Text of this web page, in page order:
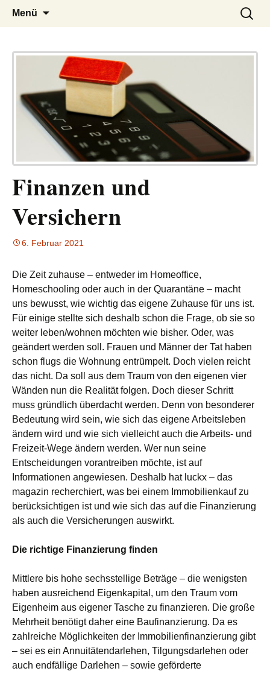
LUCKX
– das Magazin
Menü
Suchen
nach:
Finanzen und
Versichern
6. Februar 2021
Die Zeit zuhause – entweder im Homeoffice,
Homeschooling oder auch in der Quarantäne – macht
uns bewusst, wie wichtig das eigene Zuhause für uns ist.
Für einige stellte sich deshalb schon die Frage, ob sie so
weiter leben/wohnen möchten wie bisher. Oder, was
geändert werden soll. Frauen und Männer der Tat haben
schon flugs die Wohnung entrümpelt. Doch vielen reicht
das nicht. Da soll aus dem Traum von den eigenen vier
Wänden nun die Realität folgen. Doch dieser Schritt
muss gründlich überdacht werden. Denn von besonderer
Bedeutung wird sein, wie sich das eigene Arbeitsleben
ändern wird und wie sich vielleicht auch die Arbeits- und
Freizeit-Wege ändern werden. Wer nun seine
Entscheidungen vorantreiben möchte, ist auf
Informationen angewiesen. Deshalb hat luckx – das
magazin recherchiert, was bei einem Immobilienkauf zu
berücksichtigen ist und wie sich das auf die Finanzierung
als auch die Versicherungen auswirkt.
Die richtige Finanzierung finden
Mittlere bis hohe sechsstellige Beträge – die wenigsten
haben ausreichend Eigenkapital, um den Traum vom
Eigenheim aus eigener Tasche zu finanzieren. Die große
Mehrheit benötigt daher eine Baufinanzierung. Da es
zahlreiche Möglichkeiten der Immobilienfinanzierung gibt
– sei es ein Annuitätendarlehen, Tilgungsdarlehen oder
auch endfällige Darlehen – sowie geförderte